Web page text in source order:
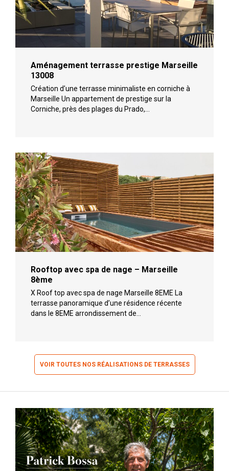
Aménagement terrasse prestige Marseille
13008
Création d’une terrasse minimaliste en corniche à
Marseille Un appartement de prestige sur la
Corniche, près des plages du Prado,…
Rooftop avec spa de nage – Marseille
8ème
X Roof top avec spa de nage Marseille 8EME La
terrasse panoramique d’une résidence récente
dans le 8EME arrondissement de…
VOIR TOUTES NOS RÉALISATIONS DE TERRASSES